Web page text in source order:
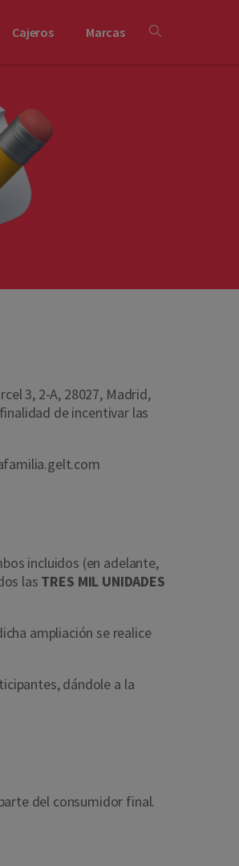
Cajeros Marcas
3, 2-A, 28027, Madrid,
de incentivar las
incluidos (en adelante,
las TRES MIL UNIDADES
ampliación se realice
dándole a la
del consumidor final.